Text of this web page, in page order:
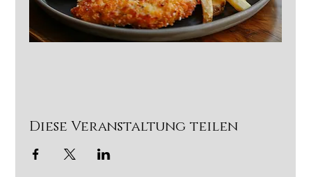
Diese Veranstaltung teilen